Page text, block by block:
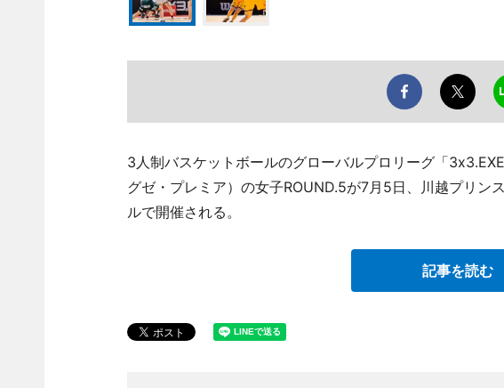
3人制バスケットボールのグローバルプロリーグ「
グゼ・プレミア）の女子ROUND.5が7月5日、川越プリン
ルで開催される。
記事を読む